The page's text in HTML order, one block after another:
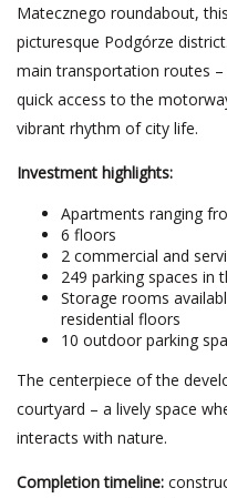
Matecznego roundabout,
picturesque Podgórze
main transportation routes
quick access to the
vibrant rhythm of city life.
Investment highlights:
Apartments ranging
6 floors
2 commercial and
249 parking spaces in
Storage rooms
residential floors
10 outdoor parking
The centerpiece of the
courtyard – a lively space
interacts with nature.
Completion timeline: